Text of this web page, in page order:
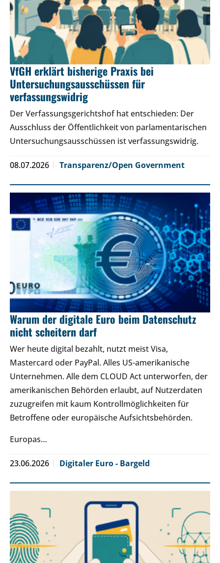
VfGH erklärt bisherige Praxis bei
Untersuchungsausschüssen für
verfassungswidrig
Der Verfassungsgerichtshof hat entschieden: Der
Ausschluss der Öffentlichkeit von parlamentarischen
Untersuchungsausschüssen ist verfassungswidrig.
08.07.2026 Transparenz/Open Government
Warum der digitale Euro beim Datenschutz
nicht scheitern darf
Wer heute digital bezahlt, nutzt meist Visa,
Mastercard oder PayPal. Alles US-amerikanische
Unternehmen. Alle dem CLOUD Act unterworfen, der
amerikanischen Behörden erlaubt, auf Nutzerdaten
zuzugreifen mit kaum Kontrollmöglichkeiten für
Betroffene oder europäische Aufsichtsbehörden.
Europas…
23.06.2026 Digitaler Euro - Bargeld